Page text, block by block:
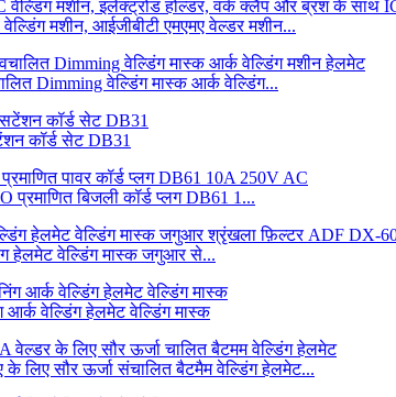
मशीन, आईजीबीटी एमएमए वेल्डर मशीन...
Dimming वेल्डिंग मास्क आर्क वेल्डिंग...
कॉर्ड सेट DB31
प्रमाणित बिजली कॉर्ड प्लग DB61 1...
हेलमेट वेल्डिंग मास्क जगुआर से...
आर्क वेल्डिंग हेलमेट वेल्डिंग मास्क
के लिए सौर ऊर्जा संचालित बैटमैम वेल्डिंग हेलमेट...